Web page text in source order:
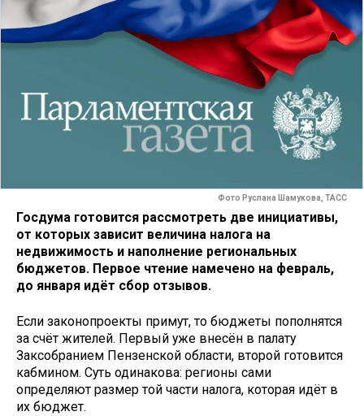
Фото Руслана Шамукова, ТАСС
Госдума готовится рассмотреть две инициативы,
от которых зависит величина налога на
недвижимость и наполнение региональных
бюджетов. Первое чтение намечено на февраль,
до января идёт сбор отзывов.
Если законопроекты примут, то бюджеты пополнятся
за счёт жителей. Первый уже внесён в палату
Заксобранием Пензенской области, второй готовится
кабмином. Суть одинакова: регионы сами
определяют размер той части налога, которая идёт в
их бюджет.